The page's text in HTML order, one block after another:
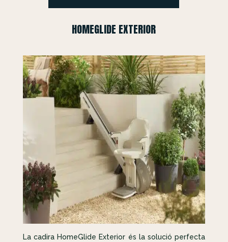
HOMEGLIDE EXTERIOR
La cadira HomeGlide Exterior és la solució perfecta